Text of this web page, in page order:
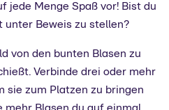
jede Menge Spaß vor! Bist du
unter Beweis zu stellen?
von den bunten Blasen zu
Verbinde drei oder mehr
sie zum Platzen zu bringen